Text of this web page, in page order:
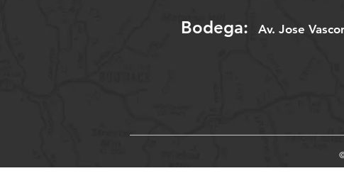
Bodega: Av. Jose